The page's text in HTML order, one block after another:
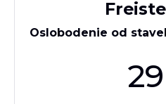
Oslobodenie od
29